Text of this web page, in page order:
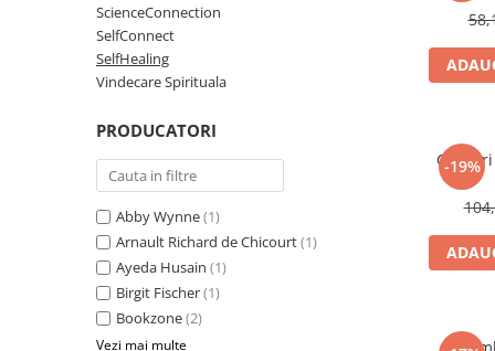
ReConnect
ScienceConnection
SelfConnect
Vindecare Spirituala
Gastronomik
ScienceConnection
SelfConnect
SelfHealing
Vindecare Spirituala
PRODUCATORI
Abby Wynne(1)
Arnault Richard de Chicourt(1)
Ayeda Husain (1)
Birgit Fischer(1)
Bookzone(2)
Vezi mai multe
-19%